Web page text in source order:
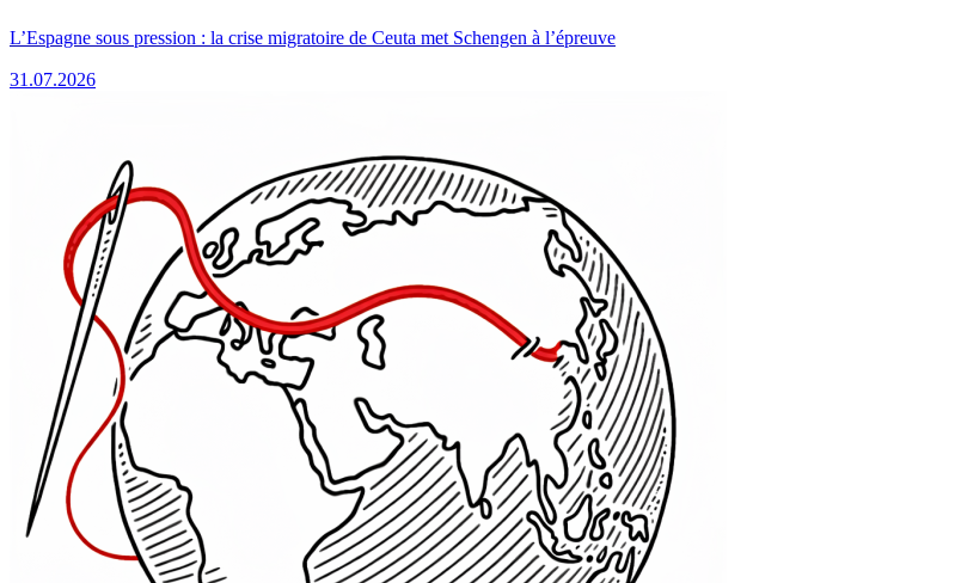
L’Espagne sous pression : la crise migratoire de Ceuta met Schengen à l’épreuve
31.07.2026